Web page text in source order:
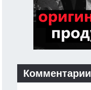
Комментарии